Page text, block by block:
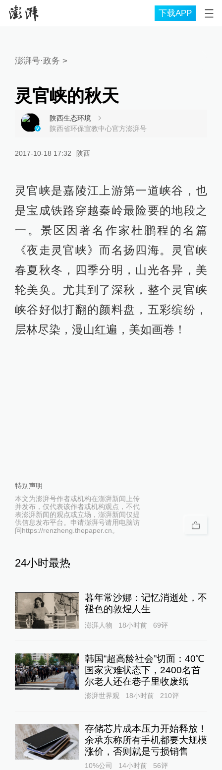
下载APP
澎湃号·政务 >
灵官峡的秋天
陕西生态环境
陕西省环保宣教中心官方澎湃号
2017-10-18 17:32 陕西
灵官峡是嘉陵江上游第一道峡谷，也
是宝成铁路穿越秦岭最险要的地段之
一。景区因著名作家杜鹏程的名篇
《夜走灵官峡》而名扬四海。灵官峡
春夏秋冬，四季分明，山光各异，美
轮美奂。尤其到了深秋，整个灵官峡
峡谷好似打翻的颜料盘，五彩缤纷，
层林尽染，漫山红遍，美如画卷！
特别声明
本文为澎湃号作者或机构在澎湃新闻上传
并发布，仅代表该作者或机构观点，不代
表澎湃新闻的观点或立场，澎湃新闻仅提
供信息发布平台。申请澎湃号请用电脑访
问https://renzheng.thepaper.cn。
24小时最热
暮年常沙娜：记忆消逝处，不
褪色的敦煌人生
澎湃人物 18小时前 69评
韩国“超高龄社会”切面：40℃
国家灾难状态下，2400名首
尔老人还在巷子里收废纸
澎湃世界观 18小时前 210评
存储芯片成本压力开始释放！
余承东称所有手机都要大规模
涨价，否则就是亏损销售
10%公司 14小时前 56评